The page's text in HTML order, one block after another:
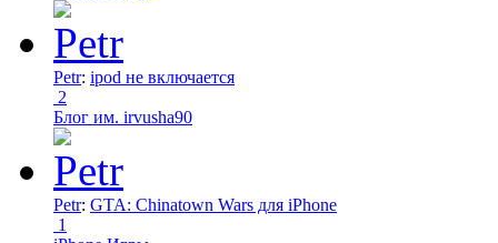
Petr: ipod не включается
2
Блог им. irvusha90
Petr: GTA: Chinatown Wars для iPhone
1